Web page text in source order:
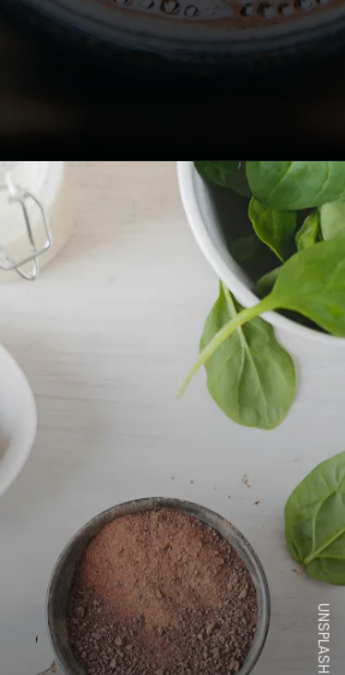
UNSPLASH